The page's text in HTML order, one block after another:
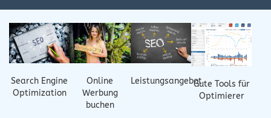
Search Engine
Optimization
Online
Werbung
buchen
LeistungsangebotGute Tools für
Optimierer